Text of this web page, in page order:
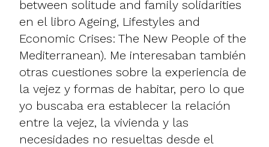
between solitude and family solidarities
en el libro Ageing, Lifestyles and
Economic Crises: The New People of the
Mediterranean). Me interesaban también
otras cuestiones sobre la experiencia de
la vejez y formas de habitar, pero lo que
yo buscaba era establecer la relación
entre la vejez, la vivienda y las
necesidades no resueltas desde el